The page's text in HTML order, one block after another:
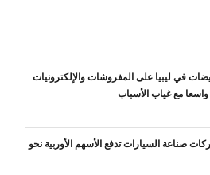
في ليبيا على المفروشات والإلكترونيات
واسعا مع غياب الأسباب
صناعة السيارات تدفع الأسهم الأوربية نحو